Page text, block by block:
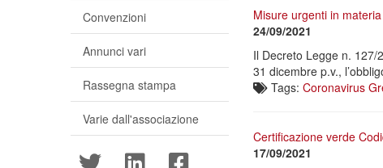
Misure urgenti in
24/09/2021
Il Decreto Legge n.
31 dicembre p.v.,
Tags: Coronavirus
Certificazione verde
17/09/2021
Convenzioni
Annunci vari
Rassegna stampa
Varie dall'associazione